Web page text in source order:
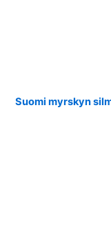
Suomi myrskyn